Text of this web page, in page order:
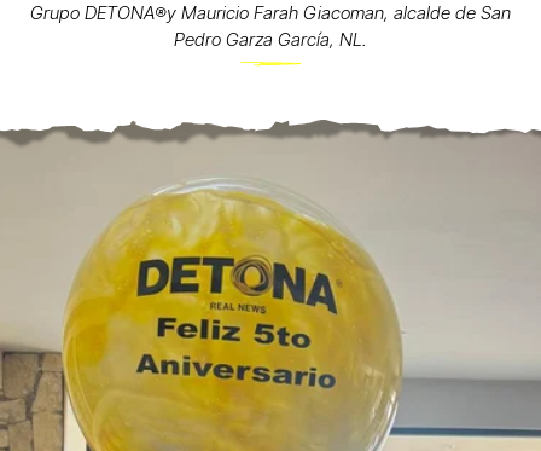
Grupo DETONA®️y Mauricio Farah Giacoman, alcalde de San
Pedro Garza García, NL.